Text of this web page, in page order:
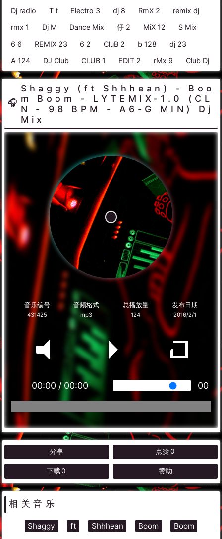
Dj radio T t Electro 3 dj 8 RmX 2
remix dj
rmx 1
Dj M Dance Mix 仔 2 MiX 12 S Mix
6 6 REMIX 23 6 2 CluB 2 b 128
dj 23
A 124
DJ Club CLUB 1 EDIT 2 rMx 9 Club Dj
Shaggy (ft Shhhean) - Boo
m Boom - LYTEMIX-1.0 (CL
N - 98 BPM - A6-G MIN) Dj
Mix
音乐编号
431425
音频格式
mp3
总播放量
124
发布日期
2016/2/1
00:00/ 00:00 00
分享 点赞0
下载 0 赞助
相关音乐
Shaggy ft Shhhean Boom Boom